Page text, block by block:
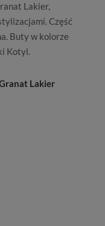
Lakier,
Część
. Buty w kolorze
Kotyl.
Lakier